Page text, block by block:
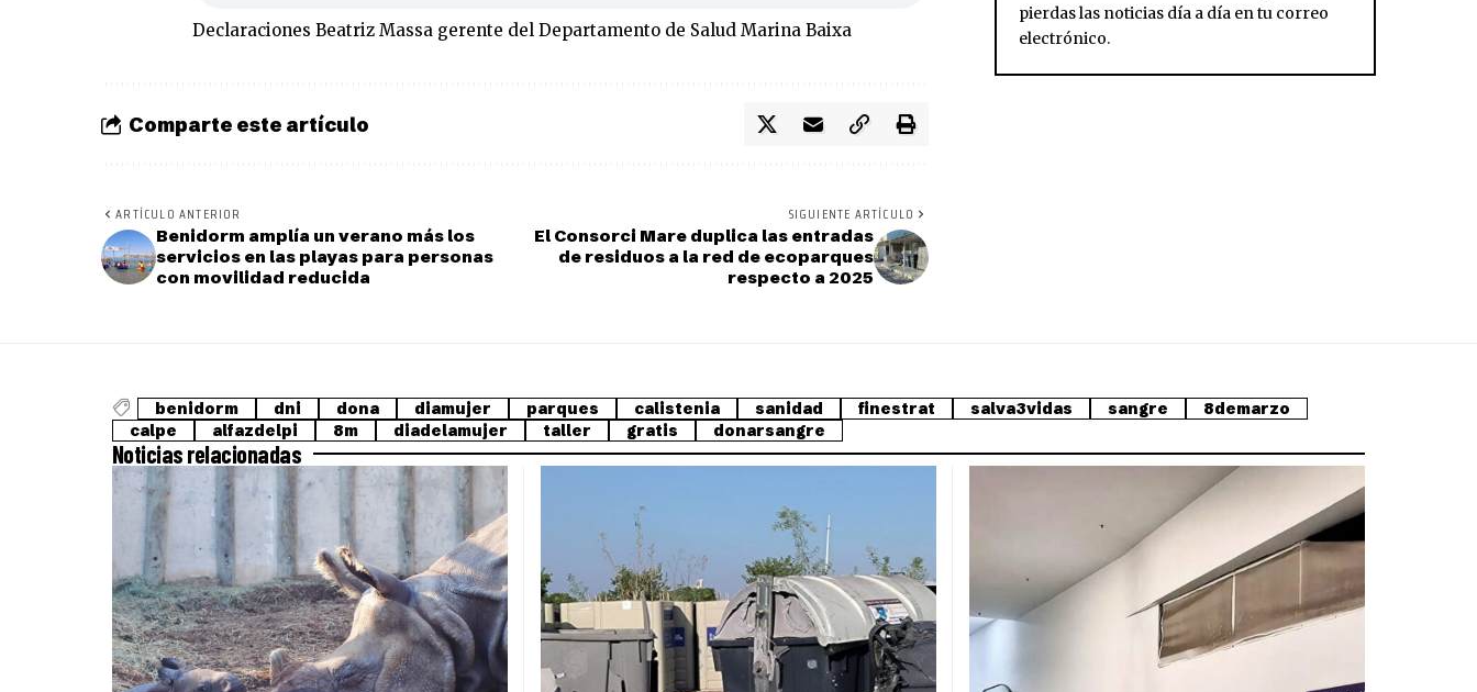
Declaraciones Beatriz Massa gerente del Departamento de Salud Marina Baixa
Comparte este artículo
ARTÍCULO ANTERIOR
Benidorm amplía un verano más los
servicios en las playas para personas
con movilidad reducida
SIGUIENTE ARTÍCULO
El Consorci Mare duplica las entradas
de residuos a la red de ecoparques
respecto a 2025
pierdas las noticias día a día en tu correo
electrónico.
benidorm dni dona diamujer parques calistenia sanidad finestrat salva3vidas sangre
8demarzo
calpe
alfazdelpi 8m diadelamujer taller gratis donarsangre
Noticias relacionadas